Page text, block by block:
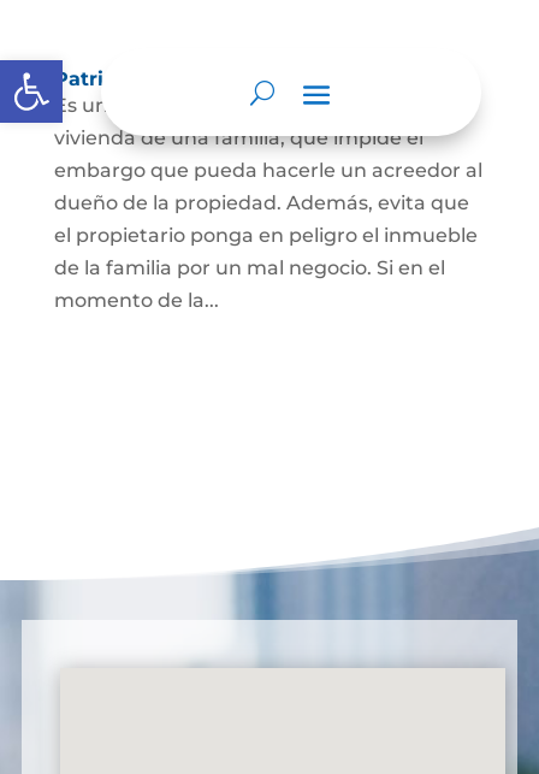
Abrir barra de herramientas
Patrimonio de familia inembargable
Es una clase especial de protección de la
vivienda de una familia, que impide el
embargo que pueda hacerle un acreedor al
dueño de la propiedad. Además, evita que
el propietario ponga en peligro el inmueble
de la familia por un mal negocio. Si en el
momento de la...